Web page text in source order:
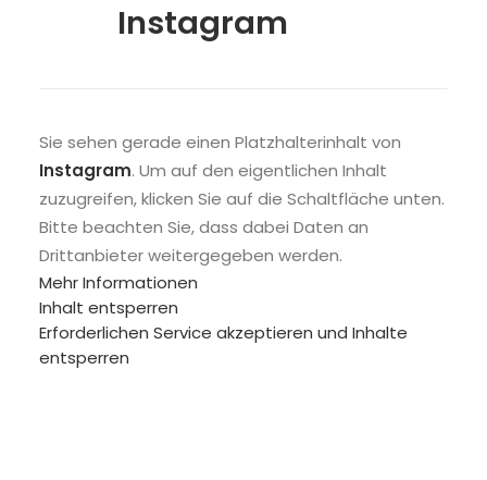
Instagram
Sie sehen gerade einen Platzhalterinhalt von
Instagram. Um auf den eigentlichen Inhalt
zuzugreifen, klicken Sie auf die Schaltfläche unten.
Bitte beachten Sie, dass dabei Daten an
Drittanbieter weitergegeben werden.
Mehr Informationen
Inhalt entsperren
Erforderlichen Service akzeptieren und Inhalte
entsperren